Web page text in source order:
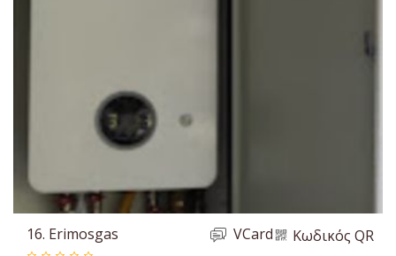
16. Erimosgas Κωδικός QR
VCard